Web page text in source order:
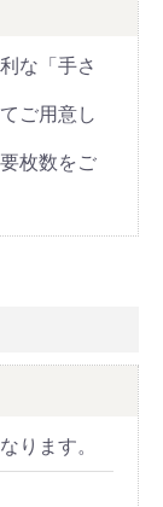
な「手さ
ご用意し
枚数をご
ります。